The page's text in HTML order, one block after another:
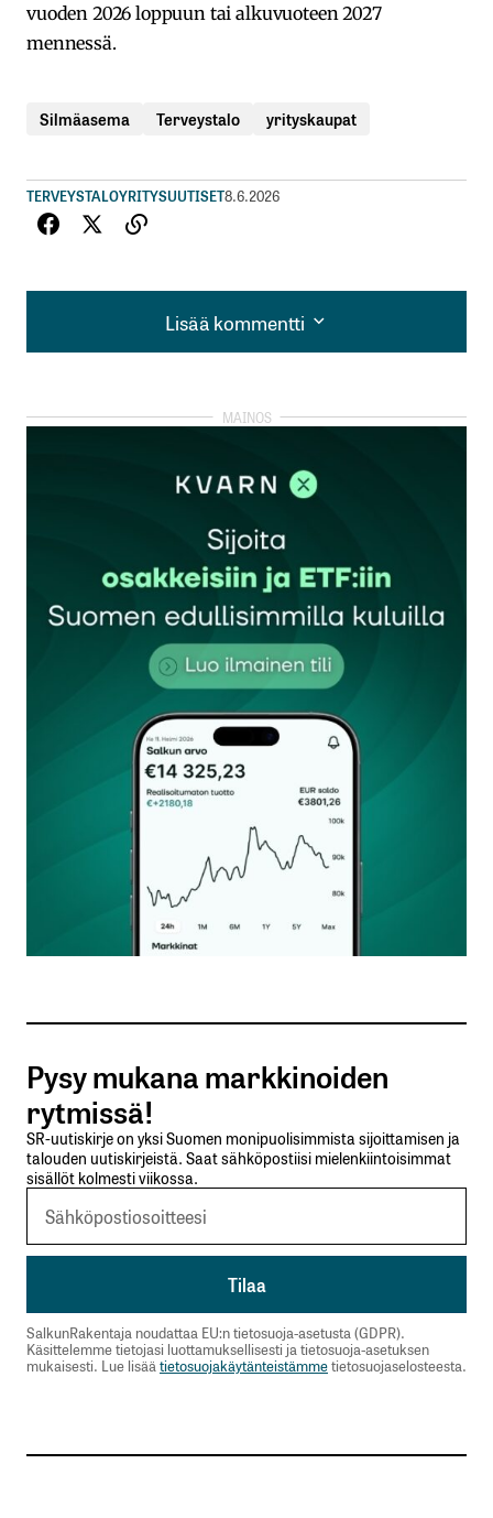
vuoden 2026 loppuun tai alkuvuoteen 2027
mennessä.
Silmäasema Terveystalo yrityskaupat
TERVEYSTALOYRITYSUUTISET8.6.2026
Lisää kommentti
Lisää kommentti
kirjautua
rekisteröityä
Sähköpostiosoitettasi ei julkaista.Pakolliset
kentät on merkitty*
Kommentti*
Nimesi tai nimimerkkisi
Sähköpostiosoitteesi
Tilaa SalkunRakentajan uutiskirje
Lähetä kommentti
Pysy mukana markkinoiden
rytmissä!
SR-uutiskirje on yksi Suomen monipuolisimmista sijoittamisen ja
talouden uutiskirjeistä. Saat sähköpostiisi mielenkiintoisimmat
sisällöt kolmesti viikossa.
SalkunRakentaja noudattaa EU:n tietosuoja-asetusta (GDPR).
Käsittelemme tietojasi luottamuksellisesti ja tietosuoja-asetuksen
mukaisesti. Lue lisää tietosuojakäytänteistämmetietosuojaselosteesta.